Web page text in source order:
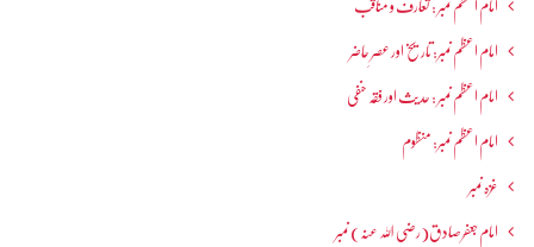
امام اعظم نمبر : تعارف و مناقب
امام اعظم نمبر: تاریخ اور عصرِ حاضر
امام اعظم نمبر : حدیث اور فقہ حنفی
امام اعظم نمبر: منظوم
غزہ نمبر
امام جعفرصادق(رضی اللہ عنہ) نمبر